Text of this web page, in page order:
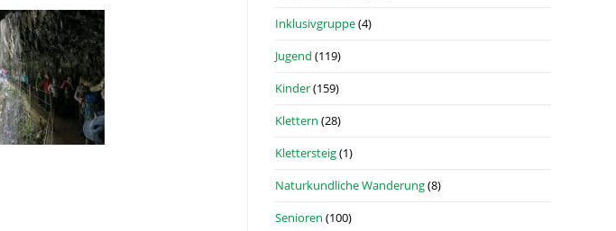
Inklusivgruppe(4)
Jugend (119)
Kinder(159)
Klettern (28)
Klettersteig(1)
Naturkundliche Wanderung(8)
Senioren (100)